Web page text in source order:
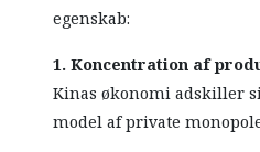
egenskab:
1. Koncentration af
Kinas økonomi adskiller
model af private